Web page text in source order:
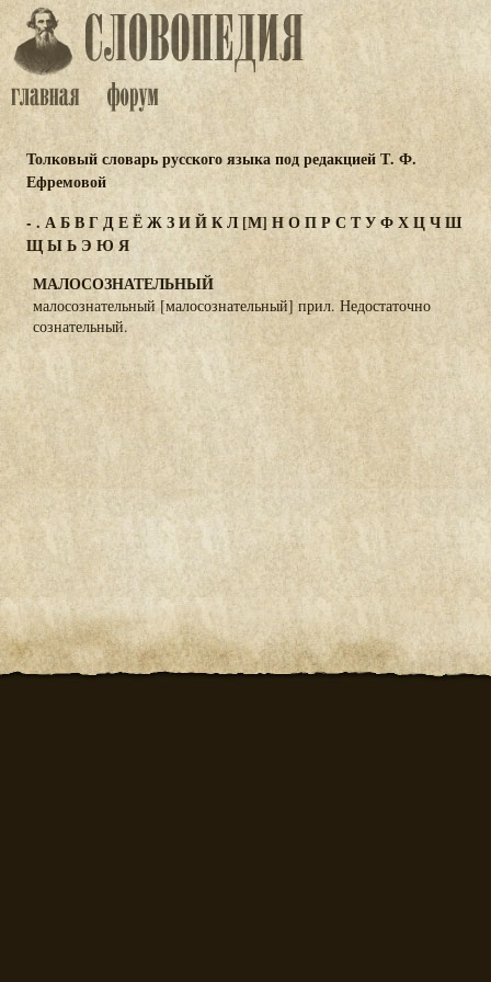
Толковый словарь русского языка под редакцией Т. Ф.
Ефремовой
- . АБВГДЕЁЖЗИЙКЛ[М] НОПРС ТУФХЦЧШ
ЩЫЬЭ ЮЯ
МАЛОСОЗНАТЕЛЬНЫЙ
малосознательный [малосознательный] прил. Недостаточно
сознательный.